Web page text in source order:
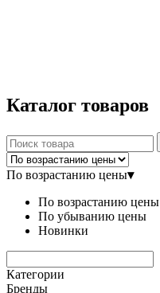
Каталог товаров
По возрастанию цены▾
По возрастанию цены
По убыванию цены
Новинки
Категории
Бренды